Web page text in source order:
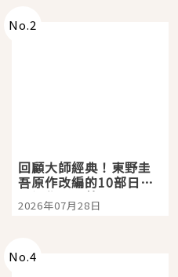
No.2
回顧大師經典！東野圭
吾原作改編的10部日本
影視作品推薦
2026年07月28日
No.4